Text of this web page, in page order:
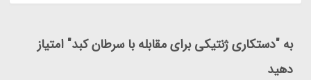
به "دستکاری ژنتیکی برای مقابله با سرطان کبد" امتیاز
دهید